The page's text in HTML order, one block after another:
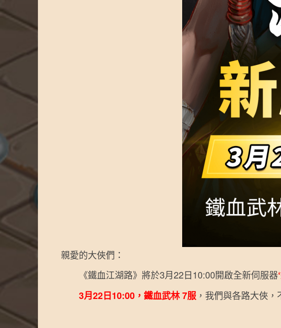
親愛的大俠們：
《鐵血江湖路》將於3月22日10:00開啟全新伺服器
3月22日10:00，鐵血武林 7服 ，我們與各路大俠，